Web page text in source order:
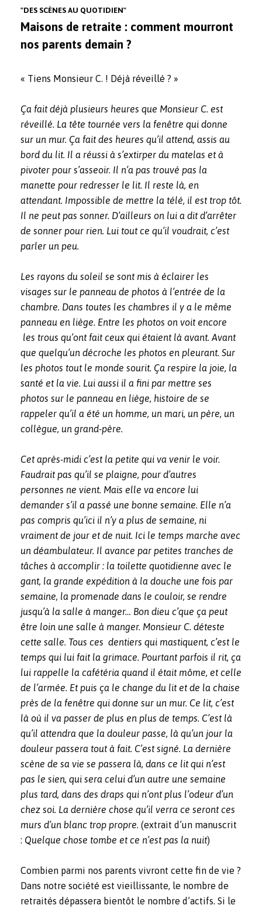
"DES SCÈNES AU QUOTIDIEN"
Maisons de retraite : comment mourront
nos parents demain ?
« Tiens Monsieur C. ! Déjà réveillé ? »
Ça fait déjà plusieurs heures que Monsieur C. est
réveillé. La tête tournée vers la fenêtre qui donne
sur un mur. Ça fait des heures qu’il attend, assis au
bord du lit. Il a réussi à s’extirper du matelas et à
pivoter pour s’asseoir. Il n’a pas trouvé pas la
manette pour redresser le lit. Il reste là, en
attendant. Impossible de mettre la télé, il est trop tôt.
Il ne peut pas sonner. D’ailleurs on lui a dit d’arrêter
de sonner pour rien. Lui tout ce qu’il voudrait, c’est
parler un peu.
Les rayons du soleil se sont mis à éclairer les
visages sur le panneau de photos à l’entrée de la
chambre. Dans toutes les chambres il y a le même
panneau en liège. Entre les photos on voit encore
les trous qu’ont fait ceux qui étaient là avant. Avant
que quelqu’un décroche les photos en pleurant. Sur
les photos tout le monde sourit. Ça respire la joie, la
santé et la vie. Lui aussi il a fini par mettre ses
photos sur le panneau en liège, histoire de se
rappeler qu’il a été un homme, un mari, un père, un
collègue, un grand-père.
Cet après-midi c’est la petite qui va venir le voir.
Faudrait pas qu’il se plaigne, pour d’autres
personnes ne vient. Mais elle va encore lui
demander s’il a passé une bonne semaine. Elle n’a
pas compris qu’ici il n’y a plus de semaine, ni
vraiment de jour et de nuit. Ici le temps marche avec
un déambulateur. Il avance par petites tranches de
tâches à accomplir : la toilette quotidienne avec le
gant, la grande expédition à la douche une fois par
semaine, la promenade dans le couloir, se rendre
jusqu’à la salle à manger… Bon dieu c’que ça peut
être loin une salle à manger. Monsieur C. déteste
cette salle. Tous ces dentiers qui mastiquent, c’est le
temps qui lui fait la grimace. Pourtant parfois il rit, ça
lui rappelle la cafétéria quand il était môme, et celle
de l’armée. Et puis ça le change du lit et de la chaise
près de la fenêtre qui donne sur un mur. Ce lit, c’est
là où il va passer de plus en plus de temps. C’est là
qu’il attendra que la douleur passe, là qu’un jour la
douleur passera tout à fait. C’est signé. La dernière
scène de sa vie se passera là, dans ce lit qui n’est
pas le sien, qui sera celui d’un autre une semaine
plus tard, dans des draps qui n’ont plus l’odeur d’un
chez soi. La dernière chose qu’il verra ce seront ces
murs d’un blanc trop propre. (extrait d’un manuscrit
: Quelque chose tombe et ce n’est pas la nuit)
Combien parmi nos parents vivront cette fin de vie ?
Dans notre société est vieillissante, le nombre de
retraités dépassera bientôt le nombre d’actifs. Si le